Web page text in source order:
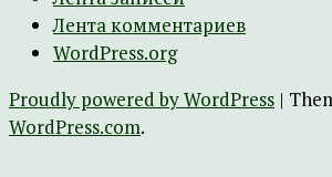
Лента комментариев
WordPress.org
Proudly powered by WordPress |
WordPress.com.